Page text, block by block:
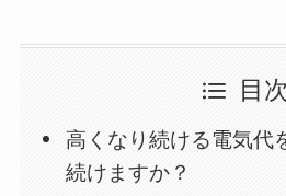
目次
高くなり続ける電気代
続けますか？